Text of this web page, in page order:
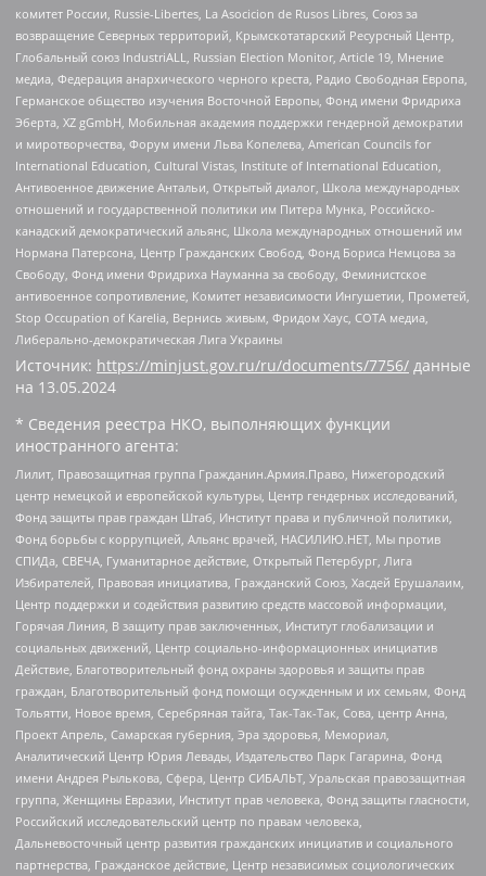
комитет России, Russie-Libertes, La Asocicion de Rusos Libres, Союз за
возвращение Северных территорий, Крымскотатарский Ресурсный Центр,
Глобальный союз IndustriALL, Russian Election Monitor, Article 19, Мнение
медиа, Федерация анархического черного креста, Радио Свободная Европа,
Германское общество изучения Восточной Европы, Фонд имени Фридриха
Эберта, XZ gGmbH, Мобильная академия поддержки гендерной демократии
и миротворчества, Форум имени Льва Копелева, American Councils for
International Education, Cultural Vistas, Institute of International Education,
Антивоенное движение Антальи, Открытый диалог, Школа международных
отношений и государственной политики им Питера Мунка, Российско-
канадский демократический альянс, Школа международных отношений им
Нормана Патерсона, Центр Гражданских Свобод, Фонд Бориса Немцова за
Свободу, Фонд имени Фридриха Науманна за свободу, Феминистское
антивоенное сопротивление, Комитет независимости Ингушетии, Прометей,
Stop Occupation of Karelia, Вернись живым, Фридом Хаус, СОТА медиа,
Либерально-демократическая Лига Украины
Источник: https://minjust.gov.ru/ru/documents/7756/ данные
на 13.05.2024
* Сведения реестра НКО, выполняющих функции
иностранного агента:
Лилит, Правозащитная группа Гражданин.Армия.Право, Нижегородский
центр немецкой и европейской культуры, Центр гендерных исследований,
Фонд защиты прав граждан Штаб, Институт права и публичной политики,
Фонд борьбы с коррупцией, Альянс врачей, НАСИЛИЮ.НЕТ, Мы против
СПИДа, СВЕЧА, Гуманитарное действие, Открытый Петербург, Лига
Избирателей, Правовая инициатива, Гражданский Союз, Хасдей Ерушалаим,
Центр поддержки и содействия развитию средств массовой информации,
Горячая Линия, В защиту прав заключенных, Институт глобализации и
социальных движений, Центр социально-информационных инициатив
Действие, Благотворительный фонд охраны здоровья и защиты прав
граждан, Благотворительный фонд помощи осужденным и их семьям, Фонд
Тольятти, Новое время, Серебряная тайга, Так-Так-Так, Сова, центр Анна,
Проект Апрель, Самарская губерния, Эра здоровья, Мемориал,
Аналитический Центр Юрия Левады, Издательство Парк Гагарина, Фонд
имени Андрея Рылькова, Сфера, Центр СИБАЛЬТ, Уральская правозащитная
группа, Женщины Евразии, Институт прав человека, Фонд защиты гласности,
Российский исследовательский центр по правам человека,
Дальневосточный центр развития гражданских инициатив и социального
партнерства, Гражданское действие, Центр независимых социологических